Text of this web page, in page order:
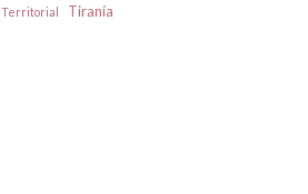
Territorial Tiranía